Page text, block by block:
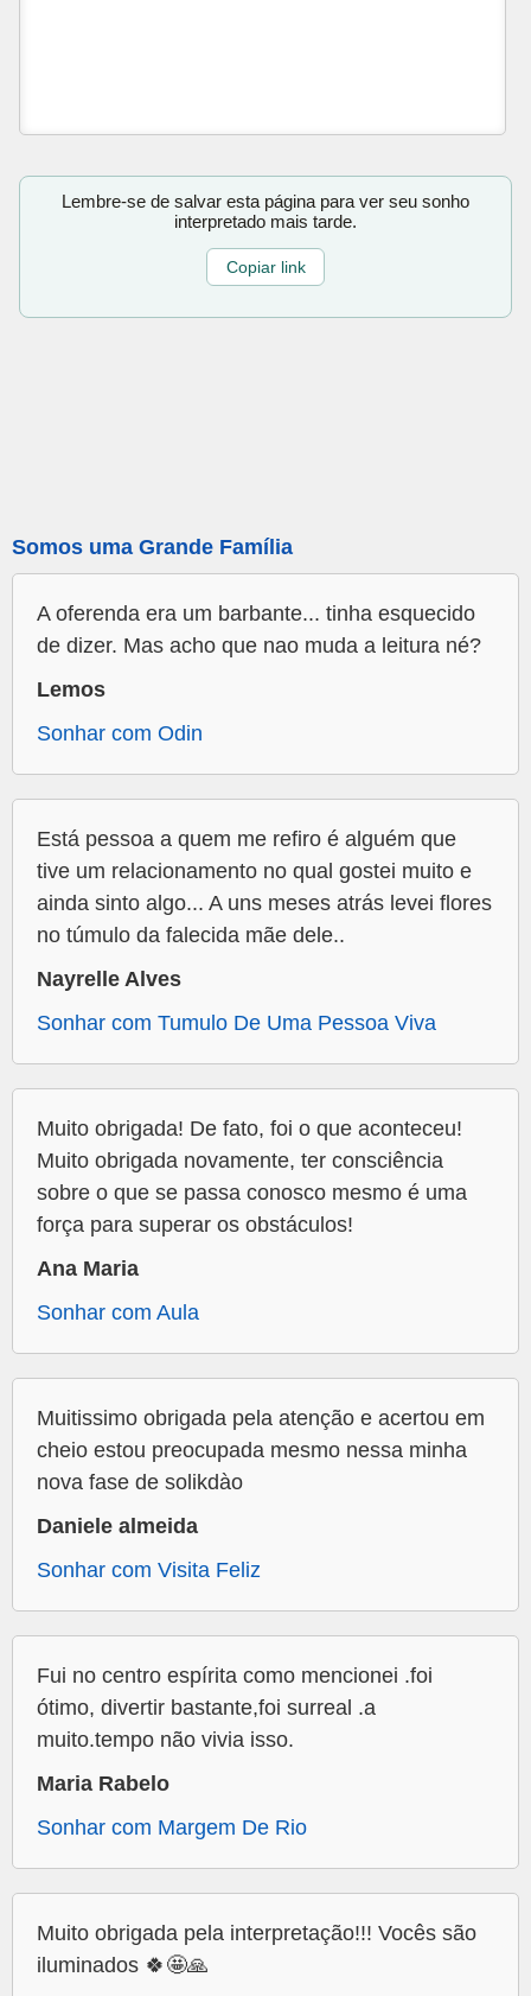
Lembre-se de salvar esta página para ver seu sonho
interpretado mais tarde.
Copiar link
Somos uma Grande Família
A oferenda era um barbante... tinha esquecido
de dizer. Mas acho que nao muda a leitura né?
Lemos
Sonhar com Odin
Está pessoa a quem me refiro é alguém que
tive um relacionamento no qual gostei muito e
ainda sinto algo... A uns meses atrás levei flores
no túmulo da falecida mãe dele..
Nayrelle Alves
Sonhar com Tumulo De Uma Pessoa Viva
Muito obrigada! De fato, foi o que aconteceu!
Muito obrigada novamente, ter consciência
sobre o que se passa conosco mesmo é uma
força para superar os obstáculos!
Ana Maria
Sonhar com Aula
Muitissimo obrigada pela atenção e acertou em
cheio estou preocupada mesmo nessa minha
nova fase de solikdào
Daniele almeida
Sonhar com Visita Feliz
Fui no centro espírita como mencionei .foi
ótimo, divertir bastante,foi surreal .a
muito.tempo não vivia isso.
Maria Rabelo
Sonhar com Margem De Rio
Muito obrigada pela interpretação!!! Vocês são
iluminados 🍀🤩🙏